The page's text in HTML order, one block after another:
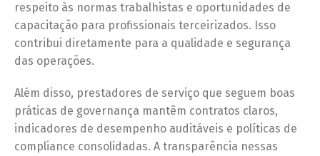
respeito às normas trabalhistas e oportunidades de
capacitação para profissionais terceirizados. Isso
contribui diretamente para a qualidade e segurança
das operações.
Além disso, prestadores de serviço que seguem boas
práticas de governança mantêm contratos claros,
indicadores de desempenho auditáveis e políticas de
compliance consolidadas. A transparência nessas